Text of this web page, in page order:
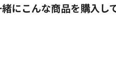
にこんな商品を購入し